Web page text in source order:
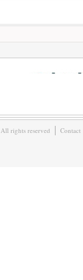
rights reserved Contact